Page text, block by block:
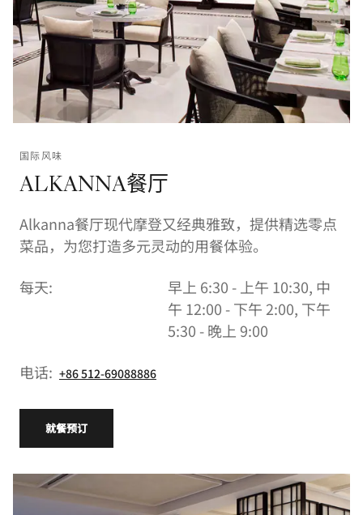
国际风味
ALKANNA餐厅
Alkanna餐厅现代摩登又经典雅致，提供精选零点
菜品，为您打造多元灵动的用餐体验。
每天:
早上 6:30 - 上午 10:30, 中
午 12:00 - 下午 2:00, 下午
5:30 - 晚上 9:00
电话: +86 512-69088886
就餐预订